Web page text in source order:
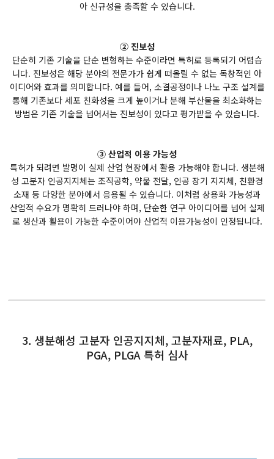
아 신규성을 충족할 수 있습니다.
② 진보성
단순히 기존 기술을 단순 변형하는 수준이라면 특허로 등록되기 어렵습
니다. 진보성은 해당 분야의 전문가가 쉽게 떠올릴 수 없는 독창적인 아
이디어와 효과를 의미합니다. 예를 들어, 소결공정이나 나노 구조 설계를
통해 기존보다 세포 친화성을 크게 높이거나 분해 부산물을 최소화하는
방법은 기존 기술을 넘어서는 진보성이 있다고 평가받을 수 있습니다.
③ 산업적 이용 가능성
특허가 되려면 발명이 실제 산업 현장에서 활용 가능해야 합니다. 생분해
성 고분자 인공지지체는 조직공학, 약물 전달, 인공 장기 지지체, 친환경
소재 등 다양한 분야에서 응용될 수 있습니다. 이처럼 상용화 가능성과
산업적 수요가 명확히 드러나야 하며, 단순한 연구 아이디어를 넘어 실제
로 생산과 활용이 가능한 수준이어야 산업적 이용가능성이 인정됩니다.
3. 생분해성 고분자 인공지지체, 고분자재료, PLA,
PGA, PLGA 특허 심사